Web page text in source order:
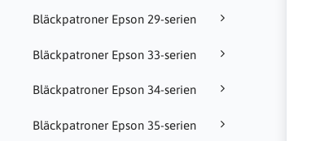
Bläckpatroner Epson 29-serien
Bläckpatroner Epson 33-serien
Bläckpatroner Epson 34-serien
Bläckpatroner Epson 35-serien